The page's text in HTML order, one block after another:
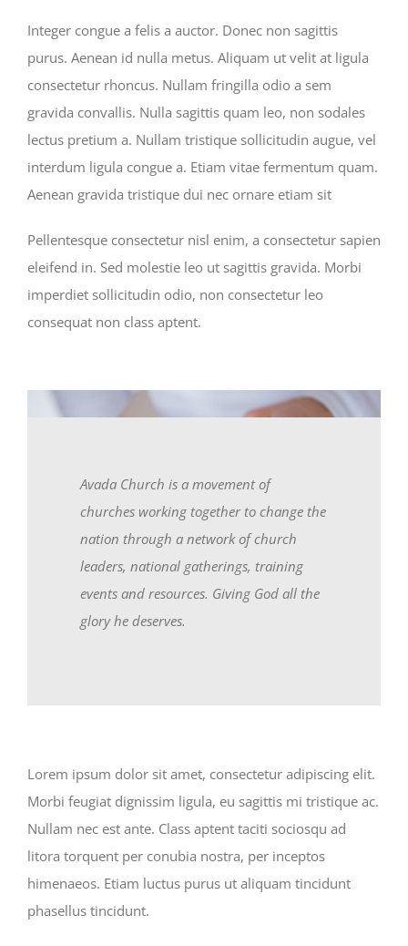
Integer congue a felis a auctor. Donec non sagittis
purus. Aenean id nulla metus. Aliquam ut velit at ligula
consectetur rhoncus. Nullam fringilla odio a sem
gravida convallis. Nulla sagittis quam leo, non sodales
lectus pretium a. Nullam tristique sollicitudin augue, vel
interdum ligula congue a. Etiam vitae fermentum quam.
Aenean gravida tristique dui nec ornare etiam sit
Pellentesque consectetur nisl enim, a consectetur sapien
eleifend in. Sed molestie leo ut sagittis gravida. Morbi
imperdiet sollicitudin odio, non consectetur leo
consequat non class aptent.
Avada Church is a movement of
churches working together to change the
nation through a network of church
leaders, national gatherings, training
events and resources. Giving God all the
glory he deserves.
Lorem ipsum dolor sit amet, consectetur adipiscing elit.
Morbi feugiat dignissim ligula, eu sagittis mi tristique ac.
Nullam nec est ante. Class aptent taciti sociosqu ad
litora torquent per conubia nostra, per inceptos
himenaeos. Etiam luctus purus ut aliquam tincidunt
phasellus tincidunt.